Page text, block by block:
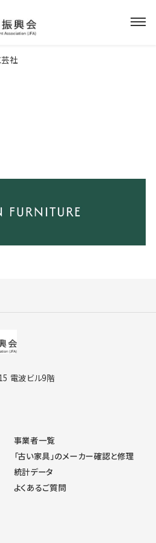
社
電波ビル9階
事業者一覧
「古い家具」のメーカー確認と修理
統計データ
よくあるご質問